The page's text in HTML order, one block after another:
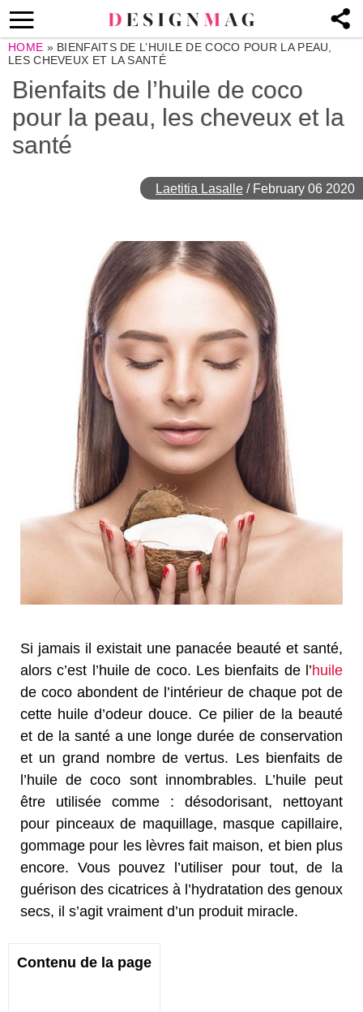
HOME » BIENFAITS DE L’HUILE DE COCO POUR LA PEAU,
LES CHEVEUX ET LA SANTÉ
Bienfaits de l’huile de coco
pour la peau, les cheveux et la
santé
Laetitia Lasalle / February 06 2020
Si jamais il existait une panacée beauté et santé,
alors c’est l’huile de coco. Les bienfaits de l’huile
de coco abondent de l’intérieur de chaque pot de
cette huile d’odeur douce. Ce pilier de la beauté
et de la santé a une longe durée de conservation
et un grand nombre de vertus. Les bienfaits de
l’huile de coco sont innombrables. L’huile peut
être utilisée comme : désodorisant, nettoyant
pour pinceaux de maquillage, masque capillaire,
gommage pour les lèvres fait maison, et bien plus
encore. Vous pouvez l’utiliser pour tout, de la
guérison des cicatrices à l’hydratation des genoux
secs, il s’agit vraiment d’un produit miracle.
Contenu de la page